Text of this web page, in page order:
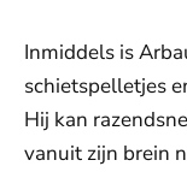
Inmiddels is
schietspelletjes
Hij kan
vanuit zijn brein